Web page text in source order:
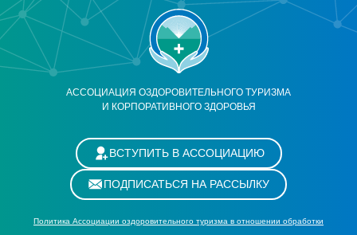
АССОЦИАЦИЯ ОЗДОРОВИТЕЛЬНОГО ТУРИЗМА
И КОРПОРАТИВНОГО ЗДОРОВЬЯ
ВСТУПИТЬ В АССОЦИАЦИЮ
ПОДПИСАТЬСЯ НА РАССЫЛКУ
Политика Ассоциации оздоровительного туризма в отношении обработки